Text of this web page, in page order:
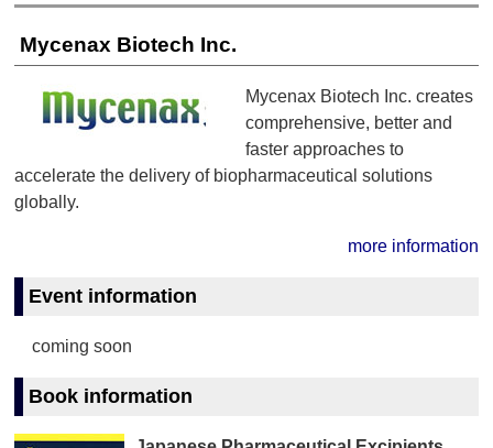
Mycenax Biotech Inc.
Mycenax Biotech Inc. creates
comprehensive, better and
faster approaches to
accelerate the delivery of biopharmaceutical solutions
globally.
more information
Event information
coming soon
Book information